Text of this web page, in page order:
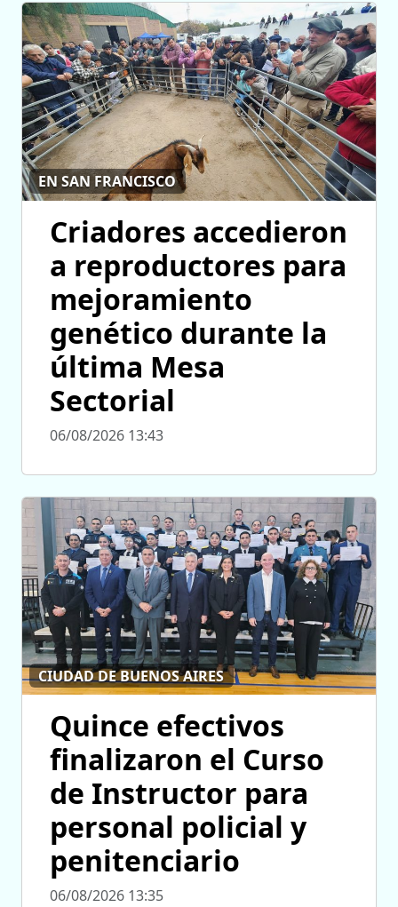
EN SAN FRANCISCO
Criadores accedieron
a reproductores para
mejoramiento
genético durante la
última Mesa
Sectorial
06/08/2026 13:43
CIUDAD DE BUENOS AIRES
Quince efectivos
finalizaron el Curso
de Instructor para
personal policial y
penitenciario
06/08/2026 13:35